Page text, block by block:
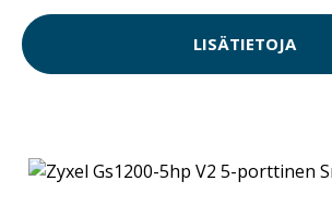
LISÄTIETOJA